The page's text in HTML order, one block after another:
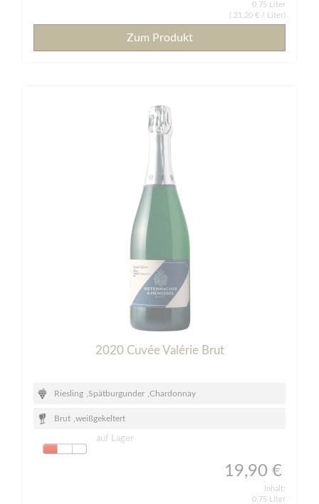
0,75 Liter
21,20 € / Liter)
Zum Produkt
2020 Cuvée Valérie Brut
Riesling Spätburgunder Chardonnay
Brut weißgekeltert
auf Lager
19,90 €
Inhalt:
0,75 Liter